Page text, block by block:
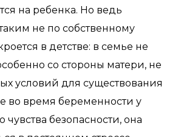
на ребенка. Но ведь
не по собственному
в детстве: в семье не
со стороны матери, не
условий для существования
во время беременности у
чувства безопасности, она